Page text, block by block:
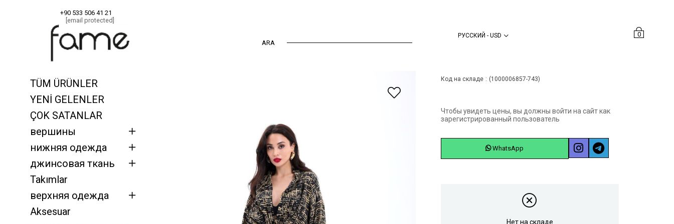
+90 533 506 41 21
[email protected]
РУССКИЙ - USD 0
TÜM ÜRÜNLER
YENİ GELENLER
ÇOK SATANLAR
вершины
нижняя одежда
джинсовая ткань
Takımlar
верхняя одежда
Aksesuar
ARA
Код на складе (1000006857-743)
Чтобы увидеть цены, вы должны войти на сайт как
зарегистрированный пользователь
WhatsApp
Нет на складе